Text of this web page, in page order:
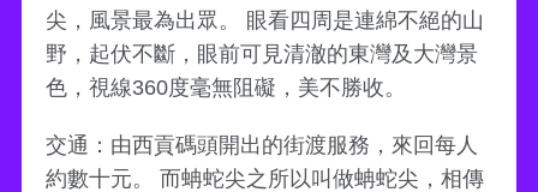
尖，風景最為出眾。 眼看四周是連綿不絕的山
野，起伏不斷，眼前可見清澈的東灣及大灣景
色，視線360度毫無阻礙，美不勝收。
交通：由西貢碼頭開出的街渡服務，來回每人
約數十元。 而蚺蛇尖之所以叫做蚺蛇尖，相傳